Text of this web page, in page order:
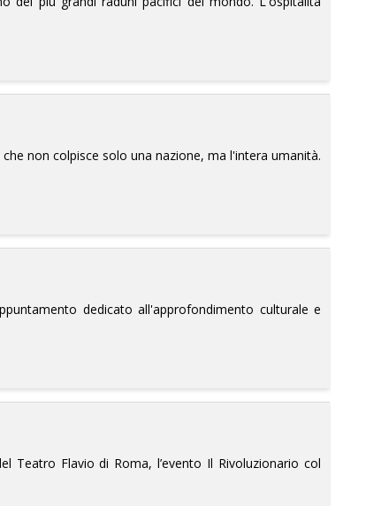
non colpisce solo una nazione, ma l'intera umanità.
dedicato all'approfondimento culturale e
Teatro Flavio di Roma, l’evento Il Rivoluzionario col